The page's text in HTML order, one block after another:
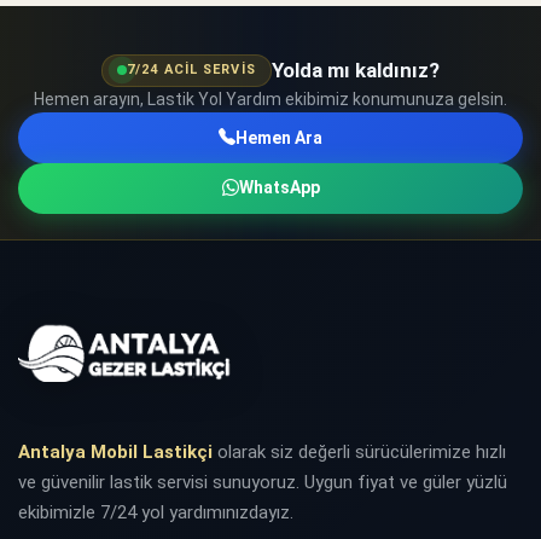
7/24 ACIL SERVIS Yolda mı kaldınız?
Hemen arayın, Lastik Yol Yardım ekibimiz konumunuza gelsin.
Hemen Ara
WhatsApp
Antalya Mobil Lastikçi olarak siz değerli sürücülerimize hızlı
ve güvenilir lastik servisi sunuyoruz. Uygun fiyat ve güler yüzlü
ekibimizle 7/24 yol yardımınızdayız.